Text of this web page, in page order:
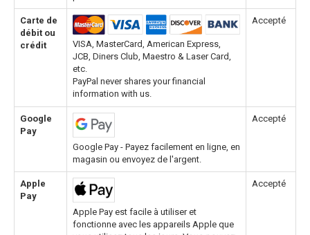
Carte de
débit ou
crédit
VISA, MasterCard, American Express,
JCB, Diners Club, Maestro & Laser Card,
etc.
PayPal never shares your financial
information with us.
Accepté
Google
Pay
Google Pay - Payez facilement en ligne, en
magasin ou envoyez de l'argent.
Accepté
Apple
Pay
Apple Pay est facile à utiliser et
fonctionne avec les appareils Apple que
Accepté